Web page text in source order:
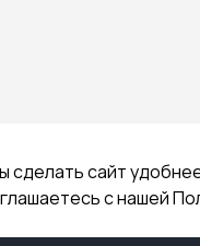
сделать сайт
с нашей